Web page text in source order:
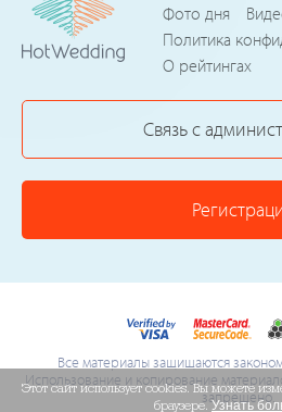
Фото дня
Политика
О рейтингах
Связь с
Все материалы защищаются
Использование и копирование
запрещено.
Этот сайт использует cookies. Вы можете
браузере.Узнать